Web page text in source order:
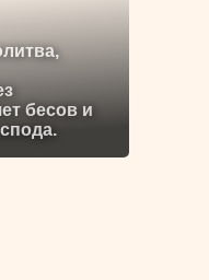
бесов и